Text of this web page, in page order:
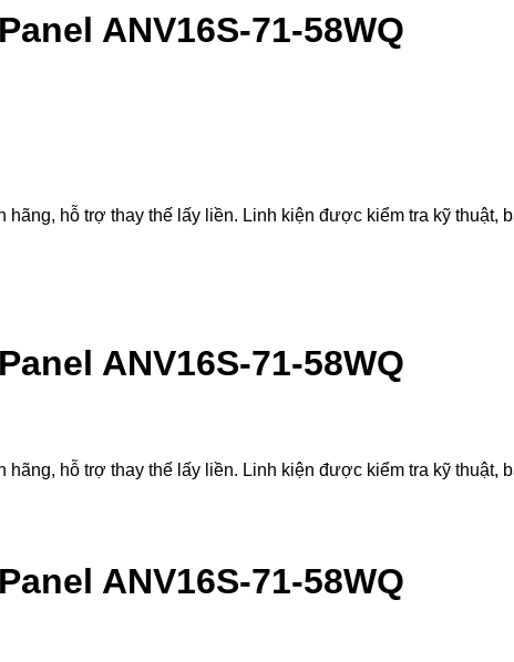
ANV16S-71-58WQ
hỗ trợ thay thế lấy liền. Linh kiện được kiểm tra kỹ thuật,
ANV16S-71-58WQ
hỗ trợ thay thế lấy liền. Linh kiện được kiểm tra kỹ thuật,
ANV16S-71-58WQ